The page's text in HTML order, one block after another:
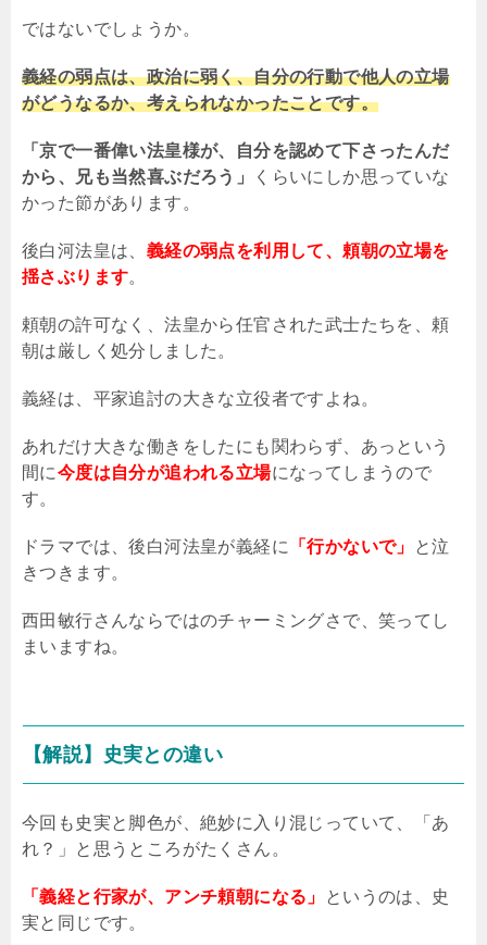
ではないでしょうか。
義経の弱点は、政治に弱く、自分の行動で他人の立場
がどうなるか、考えられなかったことです。
「京で一番偉い法皇様が、自分を認めて下さったんだ
から、兄も当然喜ぶだろう」
くらいにしか思っていな
かった節があります。
後白河法皇は、 義経の弱点を利用して、頼朝の立場を
揺さぶります。
頼朝の許可なく、法皇から任官された武士たちを、頼
朝は厳しく処分しました。
義経は、平家追討の大きな立役者ですよね。
あれだけ大きな働きをしたにも関わらず、あっという
間に今度は自分が追われる立場になってしまうので
す。
ドラマでは、後白河法皇が義経に 「行かないで」
と泣
きつきます。
西田敏行さんならではのチャーミングさで、笑ってし
まいますね。
【解説】史実との違い
今回も史実と脚色が、絶妙に入り混じっていて、「あ
れ？」と思うところがたくさん。
「義経と行家が、アンチ頼朝になる」
というのは、史
実と同じです。